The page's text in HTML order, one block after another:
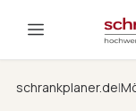
schrankplaner.de|